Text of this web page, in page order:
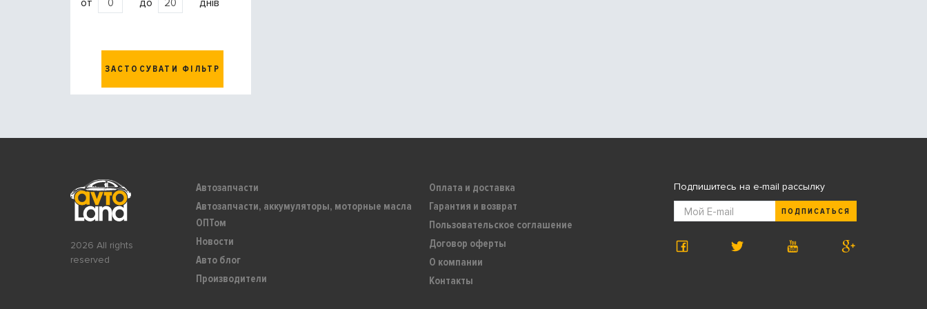
ЗАСТОСУВАТИ ФІЛЬТР
2026 All rights
reserved
Автозапчасти
Автозапчасти, аккумуляторы, моторные масла
ОПТом
Новости
Авто блог
Производители
Оплата и доставка
Гарантия и возврат
Пользовательское соглашение
Договор оферты
О компании
Контакты
Подпишитесь на e-mail рассылку
ПОДПИСАТЬСЯ